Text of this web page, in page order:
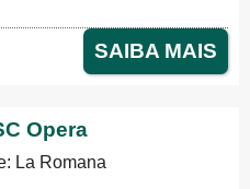
SAIBA MAIS
Opera
La Romana